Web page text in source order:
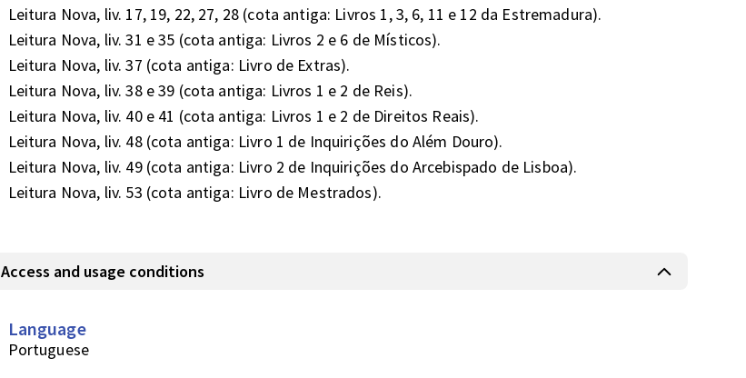
Leitura Nova, liv. 17, 19, 22, 27, 28 (cota antiga: Livros 1, 3, 6, 11 e 12 da Estremadura).
Leitura Nova, liv. 31 e 35 (cota antiga: Livros 2 e 6 de Místicos).
Leitura Nova, liv. 37 (cota antiga: Livro de Extras).
Leitura Nova, liv. 38 e 39 (cota antiga: Livros 1 e 2 de Reis).
Leitura Nova, liv. 40 e 41 (cota antiga: Livros 1 e 2 de Direitos Reais).
Leitura Nova, liv. 48 (cota antiga: Livro 1 de Inquirições do Além Douro).
Leitura Nova, liv. 49 (cota antiga: Livro 2 de Inquirições do Arcebispado de Lisboa).
Leitura Nova, liv. 53 (cota antiga: Livro de Mestrados).
Access and usage conditions
Language
Portuguese